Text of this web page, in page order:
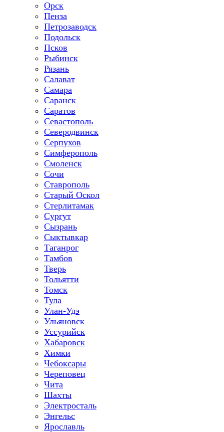
Орск
Пенза
Петрозаводск
Подольск
Псков
Рыбинск
Рязань
Салават
Самара
Саранск
Саратов
Севастополь
Северодвинск
Серпухов
Симферополь
Смоленск
Сочи
Ставрополь
Старый Оскол
Стерлитамак
Сургут
Сызрань
Сыктывкар
Таганрог
Тамбов
Тверь
Тольятти
Томск
Тула
Улан-Удэ
Ульяновск
Уссурийск
Хабаровск
Химки
Чебоксары
Череповец
Чита
Шахты
Электросталь
Энгельс
Ярославль